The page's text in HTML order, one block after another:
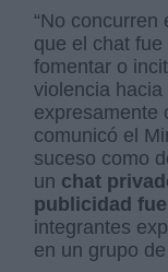
“No
que el chat
fomentar o
violencia
expresamente
comunicó el
suceso como
un chat
publicidad
integrantes
en un grupo